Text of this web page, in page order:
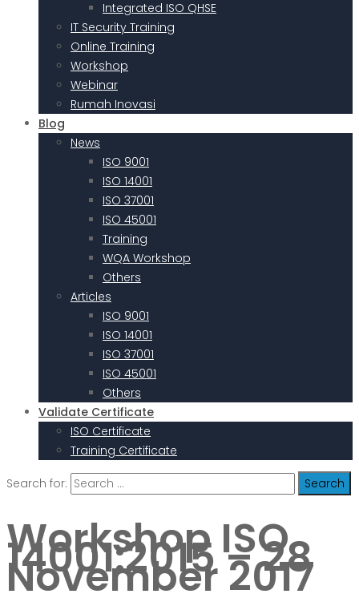
Integrated ISO QHSE
IT Security Training
Online Training
Workshop
Webinar
Rumah Inovasi
Blog
News
ISO 9001
ISO 14001
ISO 37001
ISO 45001
Training
WQA Workshop
Others
Articles
ISO 9001
ISO 14001
ISO 37001
ISO 45001
Others
Validate Certificate
ISO Certificate
Training Certificate
Search for:
Workshop ISO
14001:2015 – 28
November 2017